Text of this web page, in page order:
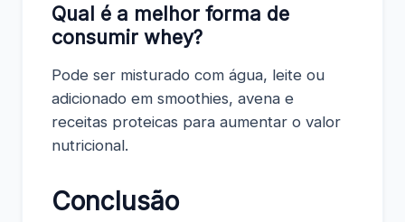
Qual é a melhor forma de
consumir whey?
Pode ser misturado com água, leite ou
adicionado em smoothies, avena e
receitas proteicas para aumentar o valor
nutricional.
Conclusão